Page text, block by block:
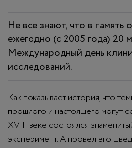
Не все знают, что в память
ежегодно (с 2005 года) 20
Международный день
исследований.
Как показывает история, что
прошлого и настоящего могут
XVIII веке состоялся
эксперимент. А провел его